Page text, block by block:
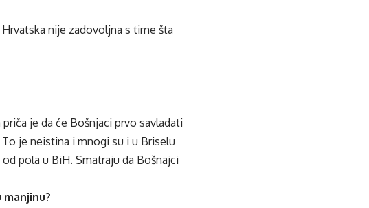
nije zadovoljna s time šta
je da će Bošnjaci prvo savladati
je neistina i mnogi su i u Briselu
pola u BiH. Smatraju da Bošnajci